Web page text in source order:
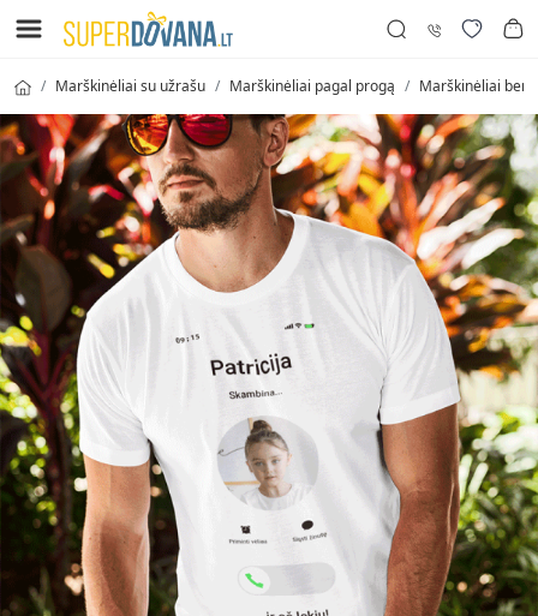
Marškinėliai su užrašu Marškinėliai pagal progą Marškinėliai